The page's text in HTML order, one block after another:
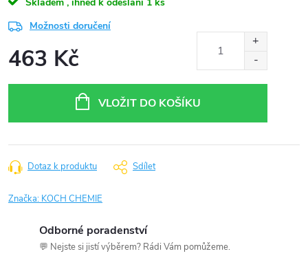
Možnosti doručení
463 Kč
VLOŽIT DO KOŠÍKU
Dotaz k produktu Sdílet
Značka: KOCH CHEMIE
Odborné poradenství
💬 Nejste si jistí výběrem? Rádi Vám pomůžeme.